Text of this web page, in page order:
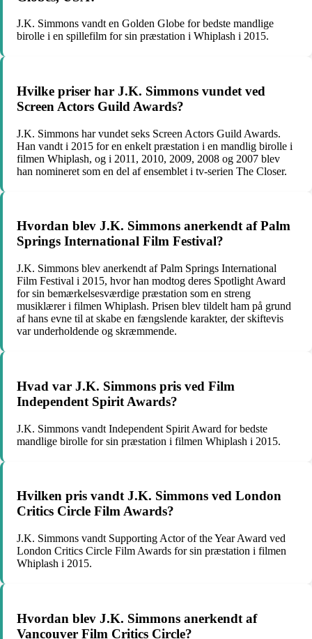
J.K. Simmons vandt en Golden Globe for bedste mandlige
birolle i en spillefilm for sin præstation i Whiplash i 2015.
Hvilke priser har J.K. Simmons vundet ved
Screen Actors Guild Awards?
J.K. Simmons har vundet seks Screen Actors Guild Awards.
Han vandt i 2015 for en enkelt præstation i en mandlig birolle i
filmen Whiplash, og i 2011, 2010, 2009, 2008 og 2007 blev
han nomineret som en del af ensemblet i tv-serien The Closer.
Hvordan blev J.K. Simmons anerkendt af Palm
Springs International Film Festival?
J.K. Simmons blev anerkendt af Palm Springs International
Film Festival i 2015, hvor han modtog deres Spotlight Award
for sin bemærkelsesværdige præstation som en streng
musiklærer i filmen Whiplash. Prisen blev tildelt ham på grund
af hans evne til at skabe en fængslende karakter, der skiftevis
var underholdende og skræmmende.
Hvad var J.K. Simmons pris ved Film
Independent Spirit Awards?
J.K. Simmons vandt Independent Spirit Award for bedste
mandlige birolle for sin præstation i filmen Whiplash i 2015.
Hvilken pris vandt J.K. Simmons ved London
Critics Circle Film Awards?
J.K. Simmons vandt Supporting Actor of the Year Award ved
London Critics Circle Film Awards for sin præstation i filmen
Whiplash i 2015.
Hvordan blev J.K. Simmons anerkendt af
Vancouver Film Critics Circle?